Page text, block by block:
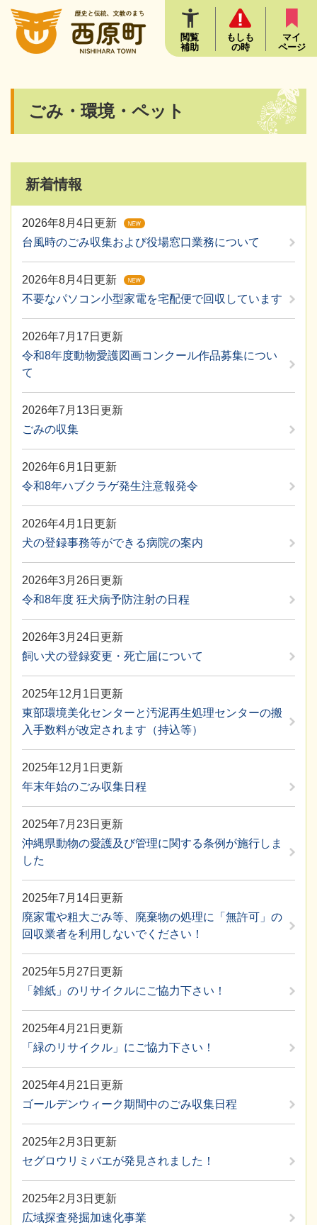
メニューを飛ばして本文へ
閲覧
補助
もしも
の時
マイ
ページ
ごみ・環境・ペット
新着情報
2026年8月4日更新
台風時のごみ収集および役場窓口業務について
2026年8月4日更新
不要なパソコン小型家電を宅配便で回収しています
2026年7月17日更新
令和8年度動物愛護図画コンクール作品募集につい
て
2026年7月13日更新
ごみの収集
2026年6月1日更新
令和8年ハブクラゲ発生注意報発令
2026年4月1日更新
犬の登録事務等ができる病院の案内
2026年3月26日更新
令和8年度 狂犬病予防注射の日程
2026年3月24日更新
飼い犬の登録変更・死亡届について
2025年12月1日更新
東部環境美化センターと汚泥再生処理センターの搬
入手数料が改定されます（持込等）
2025年12月1日更新
年末年始のごみ収集日程
2025年7月23日更新
沖縄県動物の愛護及び管理に関する条例が施行しま
した
2025年7月14日更新
廃家電や粗大ごみ等、廃棄物の処理に「無許可」の
回収業者を利用しないでください！
2025年5月27日更新
「雑紙」のリサイクルにご協力下さい！
2025年4月21日更新
「緑のリサイクル」にご協力下さい！
2025年4月21日更新
ゴールデンウィーク期間中のごみ収集日程
2025年2月3日更新
セグロウリミバエが発見されました！
2025年2月3日更新
広域探査発掘加速化事業